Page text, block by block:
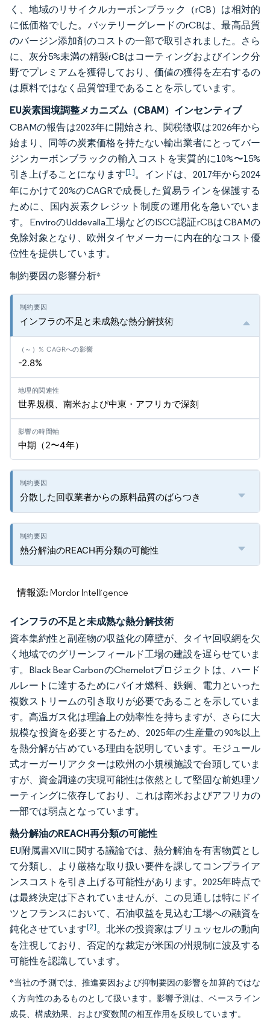
く、地域のリサイクルカーボンブラック（rCB）は相対的
に低価格でした。バッテリーグレードのrCBは、最高品質
のバージン添加剤のコストの一部で取引されました。さら
に、灰分5%未満の精製rCBはコーティングおよびインク分
野でプレミアムを獲得しており、価値の獲得を左右するの
は原料ではなく品質管理であることを示しています。
EU炭素国境調整メカニズム（CBAM）インセンティブ
CBAMの報告は2023年に開始され、関税徴収は2026年から
始まり、同等の炭素価格を持たない輸出業者にとってバー
ジンカーボンブラックの輸入コストを実質的に10%〜15%
引き上げることになります[1]。インドは、2017年から2024
年にかけて20%のCAGRで成長した貿易ラインを保護する
ために、国内炭素クレジット制度の運用化を急いでいま
す。EnviroのUddevalla工場などのISCC認証rCBはCBAMの
免除対象となり、欧州タイヤメーカーに内在的なコスト優
位性を提供しています。
制約要因の影響分析*
インフラの不足と未成熟な熱分解技術
-2.8%
世界規模、南米および中東・アフリカで深刻
中期（2〜4年）
分散した回収業者からの原料品質のばらつき
熱分解油のREACH再分類の可能性
情報源: Mordor Intelligence
インフラの不足と未成熟な熱分解技術
資本集約性と副産物の収益化の障壁が、タイヤ回収網を欠
く地域でのグリーンフィールド工場の建設を遅らせていま
す。Black Bear CarbonのChemelotプロジェクトは、ハード
ルレートに達するためにバイオ燃料、鉄鋼、電力といった
複数ストリームの引き取りが必要であることを示していま
す。高温ガス化は理論上の効率性を持ちますが、さらに大
規模な投資を必要とするため、2025年の生産量の90%以上
を熱分解が占めている理由を説明しています。モジュール
式オーガーリアクターは欧州の小規模施設で台頭していま
すが、資金調達の実現可能性は依然として堅固な前処理ソ
ーティングに依存しており、これは南米およびアフリカの
一部では弱点となっています。
熱分解油のREACH再分類の可能性
EU附属書XVIIに関する議論では、熱分解油を有害物質とし
て分類し、より厳格な取り扱い要件を課してコンプライア
ンスコストを引き上げる可能性があります。2025年時点で
は最終決定は下されていませんが、この見通しは特にドイ
ツとフランスにおいて、石油収益を見込む工場への融資を
鈍化させています[2]。北米の投資家はブリュッセルの動向
を注視しており、否定的な裁定が米国の州規制に波及する
可能性を認識しています。
*当社の予測では、推進要因および抑制要因の影響を加算的ではな
く方向性のあるものとして扱います。影響予測は、ベースライン
成長、構成効果、および変数間の相互作用を反映しています。